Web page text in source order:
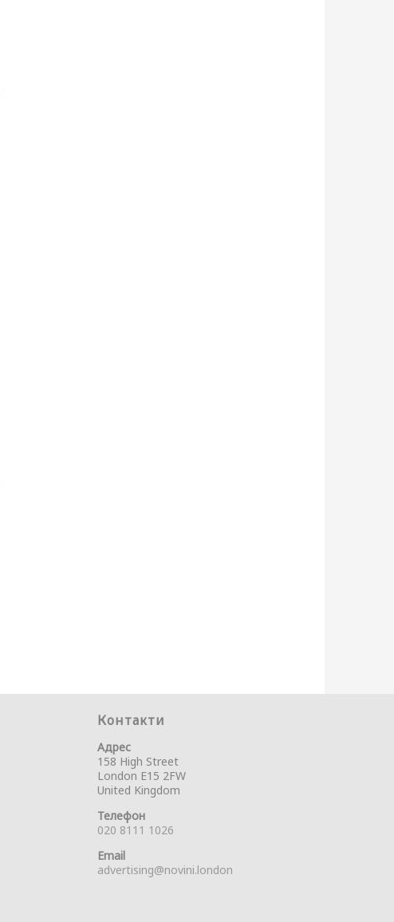
Контакти
Адрес
158 High Street
London E15 2FW
United Kingdom
Телефон
020 8111 1026
Email
advertising@novini.london